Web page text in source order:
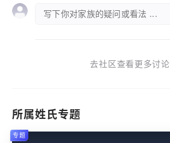
写下你对家族的疑问或看法 ...
去社区查看更多讨论
所属姓氏专题
专题